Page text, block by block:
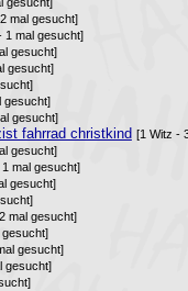
mal gesucht]
1 mal gesucht]
gesucht]
gesucht]
gesucht]
gesucht]
fahrrad christkind [1 Witz -
gesucht]
mal gesucht]
gesucht]
mal gesucht]
gesucht]
gesucht]
gesucht]